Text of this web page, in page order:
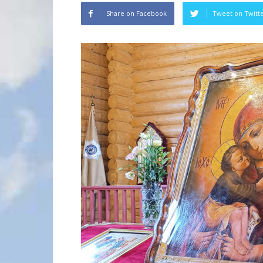
Share on Facebook Tweet on